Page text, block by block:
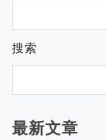
搜索
最新文章